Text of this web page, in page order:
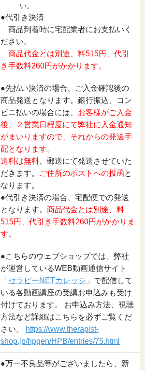
い。
●代引き決済
商品到着時に宅配業者にお支払いく
ださい。
商品代金とは別途、料515円、代引
き手数料260円がかかります。
●先払い決済の場合、ご入金確認後の
商品発送となります。銀行振込、コン
ビニ払いの場合には、 お客様がご入金
後、２営業日程度にて弊社に入金通知
がまいりますので、それからの発送手
配となります。
送料は無料 、郵送にて発送させていた
だきます。
ご住所のポストへの投函と
なります。
●代引き決済の場合、宅配便での発送
となります。 商品代金とは別途、料
515円、代引き手数料260円がかかりま
す。
●こちらのウェブショップでは、弊社
が運営しているWEB動画通信サイト
「 セラピーNETカレッジ 」で配信して
いる各動画講座の受講お申込みも受け
付けております。 お申込み方法、視聴
方法など詳細はこちらを必ずご覧くだ
さい。
https://www.therapist-
shop.jp/hpgen/HPB/entries/75.html
●万一不良品等がございましたら、新